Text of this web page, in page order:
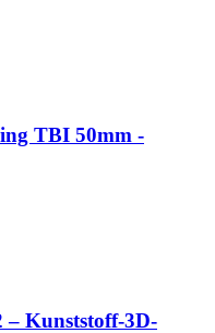
TBI 50mm -
Kunststoff-3D-